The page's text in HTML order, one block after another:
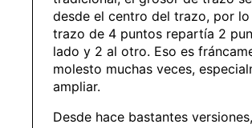
desde el centro del trazo, por lo
trazo de 4 puntos repartía 2
lado y 2 al otro. Eso es
molesto muchas veces,
ampliar.
Desde hace bastantes